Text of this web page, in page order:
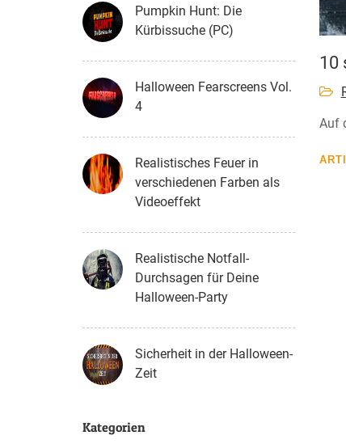
Pumpkin Hunt: Die
Kürbissuche (PC)
Halloween Fearscreens Vol.
4
Realistisches Feuer in
verschiedenen Farben als
Videoeffekt
Realistische Notfall-
Durchsagen für Deine
Halloween-Party
Sicherheit in der Halloween-
Zeit
Kategorien
10
Auf